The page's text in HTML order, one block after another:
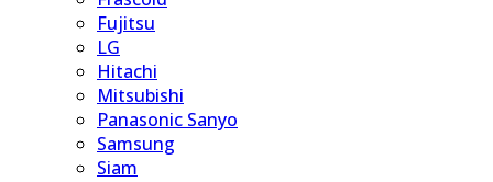
Fujitsu
LG
Hitachi
Mitsubishi
Panasonic Sanyo
Samsung
Siam